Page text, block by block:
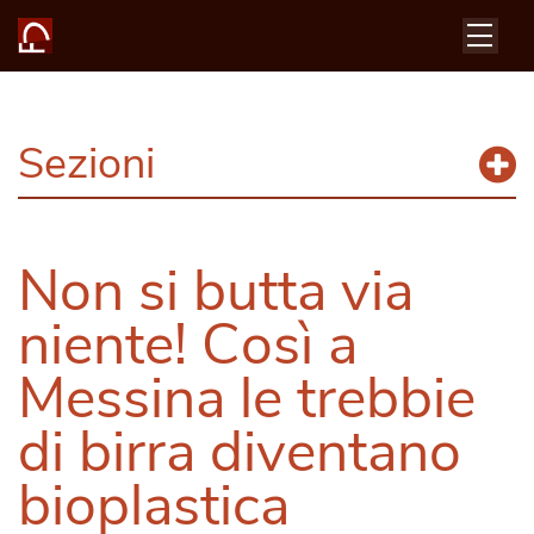
Sezioni
Non si butta via
niente! Così a
Messina le trebbie
di birra diventano
bioplastica